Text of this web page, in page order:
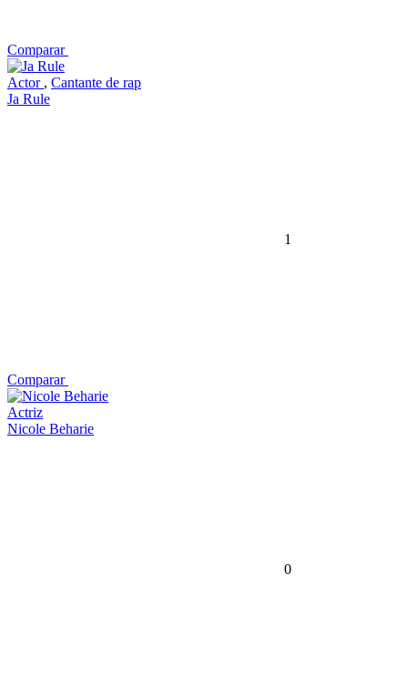
Comparar
Actor , Cantante de rap
Ja Rule
1
Comparar
Actriz
Nicole Beharie
0